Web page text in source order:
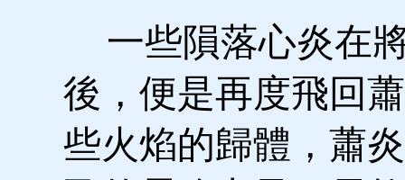
一些隕落心炎在
後，便是再度飛回
些火焰的歸體，蕭